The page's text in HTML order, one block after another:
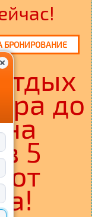
БРОНИРОВАНИЕ
до
5
от